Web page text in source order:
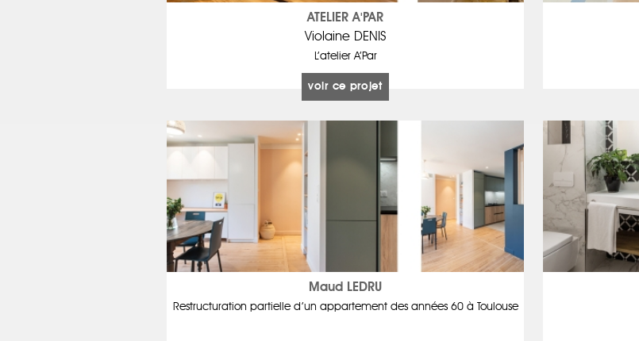
ATELIER A'PAR
Violaine DENIS
L’atelier A’Par
voir ce projet
Maud LEDRU
Restructuration partielle d’un appartement des années 60 à Toulouse